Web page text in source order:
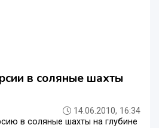
в соляные шахты
14.06.2010, 16:34
в соляные шахты на глубине